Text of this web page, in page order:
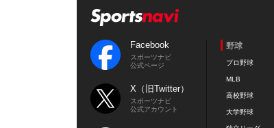
Facebook
スポーツナビ
公式ページ
X（旧Twitter）
スポーツナビ
公式アカウント
野球
プロ野球
MLB
高校野球
大学野球